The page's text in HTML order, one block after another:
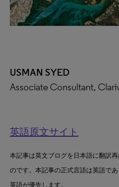
USMAN SYED
Associate Consultant,
英語原文サイト
本記事は英文ブログを日本語に翻訳
のです。本記事の正式言語は英語で
英語が優先します。